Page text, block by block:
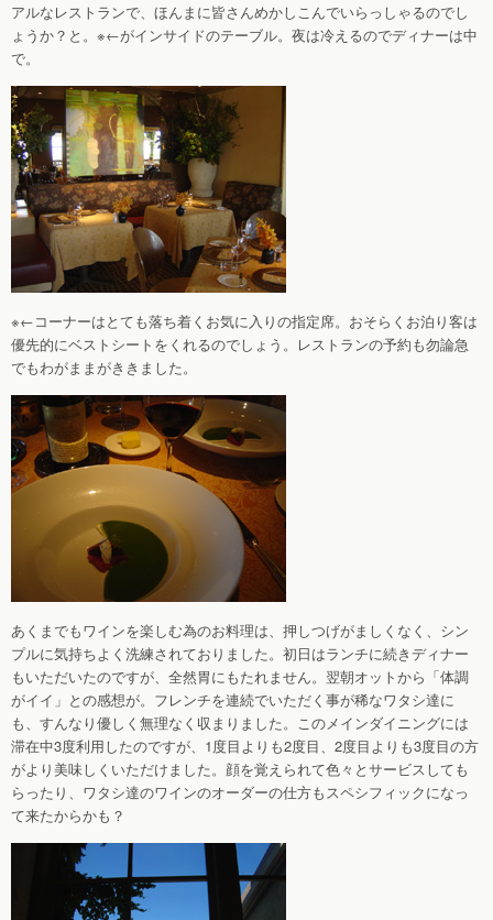
アルなレストランで、ほんまに皆さんめかしこんでいらっしゃるのでし
ょうか？と。※←がインサイドのテーブル。夜は冷えるのでディナーは中
で。
※←コーナーはとても落ち着くお気に入りの指定席。おそらくお泊り客は
優先的にベストシートをくれるのでしょう。レストランの予約も勿論急
でもわがままがききました。
あくまでもワインを楽しむ為のお料理は、押しつげがましくなく、シン
プルに気持ちよく洗練されておりました。初日はランチに続きディナー
もいただいたのですが、全然胃にもたれません。翌朝オットから「体調
がイイ」との感想が。フレンチを連続でいただく事が稀なワタシ達に
も、すんなり優しく無理なく収まりました。このメインダイニングには
滞在中3度利用したのですが、1度目よりも2度目、2度目よりも3度目の方
がより美味しくいただけました。顔を覚えられて色々とサービスしても
らったり、ワタシ達のワインのオーダーの仕方もスペシフィックになっ
て来たからかも？